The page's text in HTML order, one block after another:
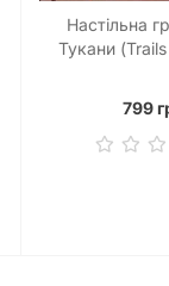
Настільна
Тукани
799